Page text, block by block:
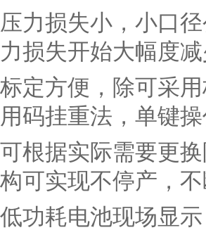
压力损失小，小口
力损失开始大幅度
标定方便，除可采
用码挂重法，单键
可根据实际需要更
构可实现不停产，
低功耗电池现场显